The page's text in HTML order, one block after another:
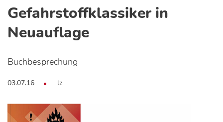
Gefahrstoffklassiker in
Neuauflage
Buchbesprechung
03.07.16 lz